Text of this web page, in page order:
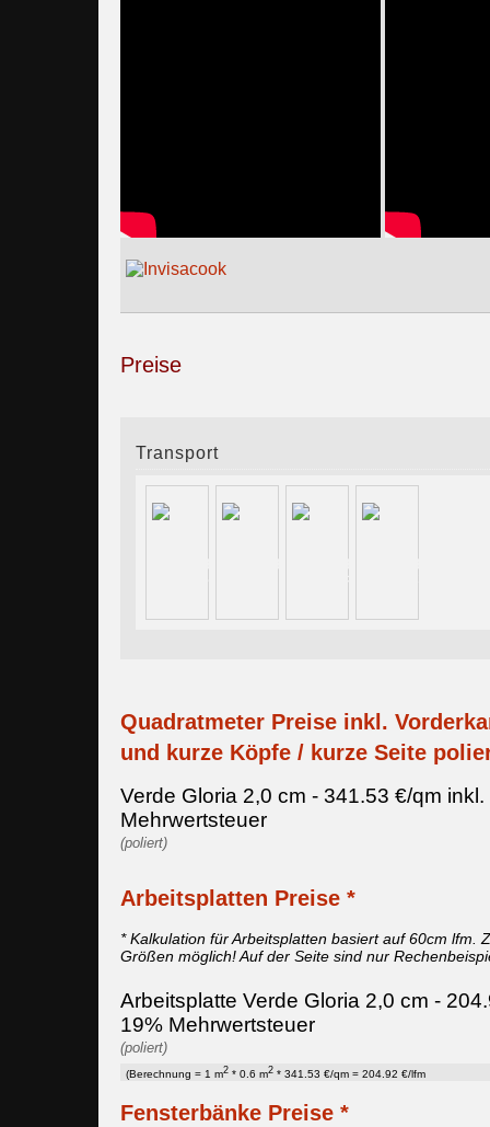
Preise
Transport
Quadratmeter Preise inkl.
und kurze Köpfe / kurze Seite
Verde Gloria 2,0 cm - 341.53 €/qm inkl.
Mehrwertsteuer
(poliert)
Arbeitsplatten Preise *
* Kalkulation für Arbeitsplatten basiert auf 60cm lfm.
Größen möglich! Auf der Seite sind nur
Arbeitsplatte Verde Gloria 2,0 cm -
19% Mehrwertsteuer
(poliert)
(Berechnung = 1 m2 * 0.6 m2 * 341.53 €/qm = 204.92 €/lfm
Fensterbänke Preise *